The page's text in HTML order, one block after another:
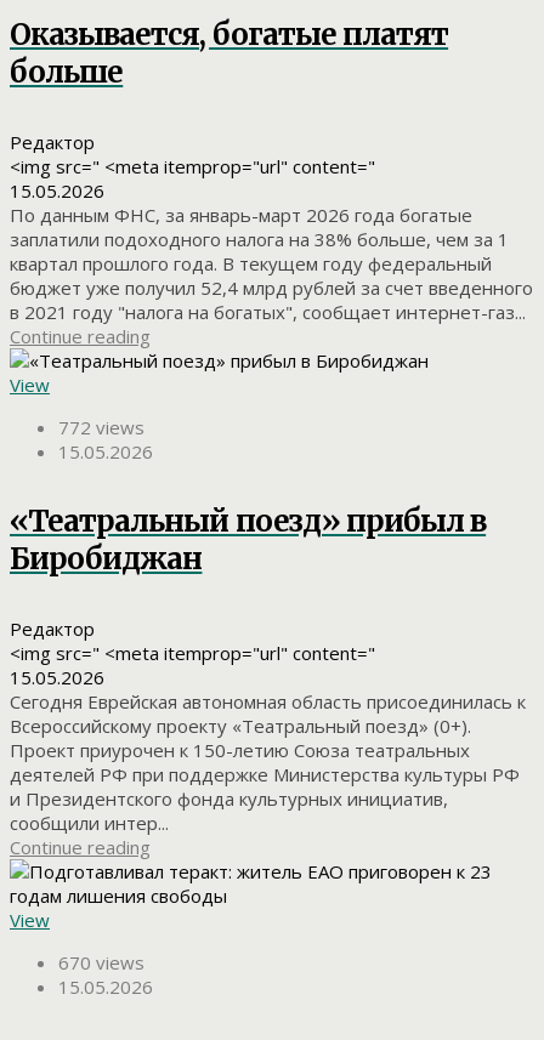
Оказывается, богатые платят
больше
Редактор
<img src=" <meta itemprop="url" content="
15.05.2026
По данным ФНС, за январь-март 2026 года богатые
заплатили подоходного налога на 38% больше, чем за 1
квартал прошлого года. В текущем году федеральный
бюджет уже получил 52,4 млрд рублей за счет введенного
в 2021 году "налога на богатых", сообщает интернет-газ...
Continue reading
View
772 views
15.05.2026
«Театральный поезд» прибыл в
Биробиджан
Редактор
<img src=" <meta itemprop="url" content="
15.05.2026
Сегодня Еврейская автономная область присоединилась к
Всероссийскому проекту «Театральный поезд» (0+).
Проект приурочен к 150-летию Союза театральных
деятелей РФ при поддержке Министерства культуры РФ
и Президентского фонда культурных инициатив,
сообщили интер...
Continue reading
View
670 views
15.05.2026